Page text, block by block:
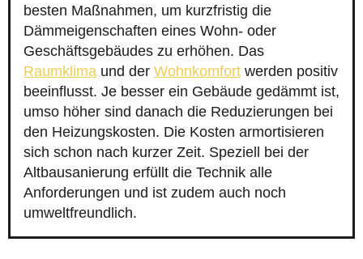
besten Maßnahmen, um kurzfristig die
Dämmeigenschaften eines Wohn- oder
Geschäftsgebäudes zu erhöhen. Das
Raumklima und der Wohnkomfort werden positiv
beeinflusst. Je besser ein Gebäude gedämmt ist,
umso höher sind danach die Reduzierungen bei
den Heizungskosten. Die Kosten armortisieren
sich schon nach kurzer Zeit. Speziell bei der
Altbausanierung erfüllt die Technik alle
Anforderungen und ist zudem auch noch
umweltfreundlich.